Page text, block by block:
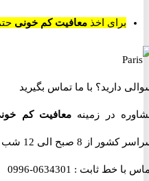
برای اخذ معافیت کم خونیحتما
دارید؟ با ما تماس بگیرید
در زمینهمعافیت کم خونی
صبح الی 12 شب حتی ایام تعطیل
با خط ثابت :0634301-0996